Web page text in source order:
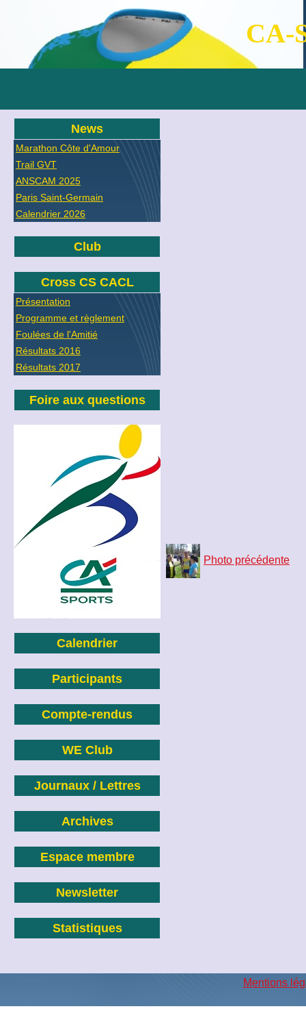
CA-
News
Marathon Côte d'Amour
Trail GVT
ANSCAM 2025
Paris Saint-Germain
Calendrier 2026
Club
Cross CS CACL
Présentation
Programme et règlement
Foulées de l'Amitié
Résultats 2016
Résultats 2017
Foire aux questions
Calendrier
Participants
Compte-rendus
WE Club
Journaux / Lettres
Archives
Espace membre
Newsletter
Statistiques
Photo précédente
Mentions